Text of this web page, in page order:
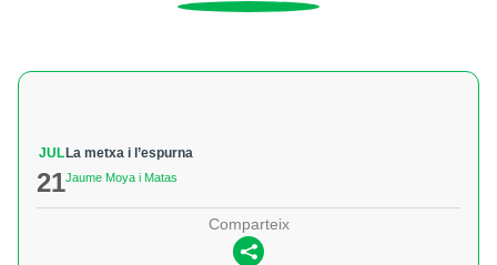
JUL
21
La metxa i l’espurna
Jaume Moya i Matas
Comparteix